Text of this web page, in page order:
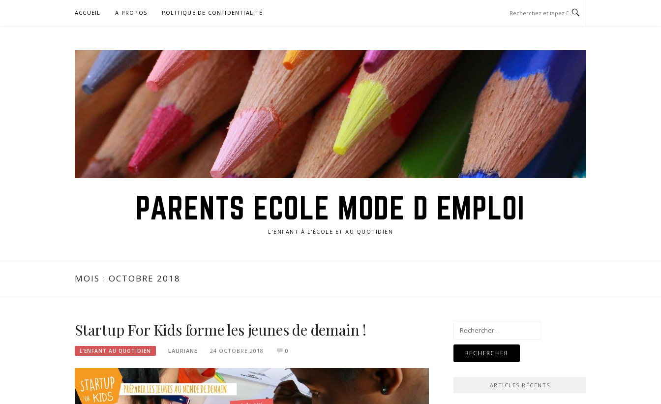
ACCUEIL A PROPOS POLITIQUE DE CONFIDENTIALITÉ
PARENTS ECOLE MODE D EMPLOI
L'ENFANT À L'ÉCOLE ET AU QUOTIDIEN
MOIS : OCTOBRE 2018
Startup For Kids forme les jeunes de demain !
L'ENFANT AU QUOTIDIEN LAURIANE 24 OCTOBRE 2018 0
Rechercher :
ARTICLES RÉCENTS